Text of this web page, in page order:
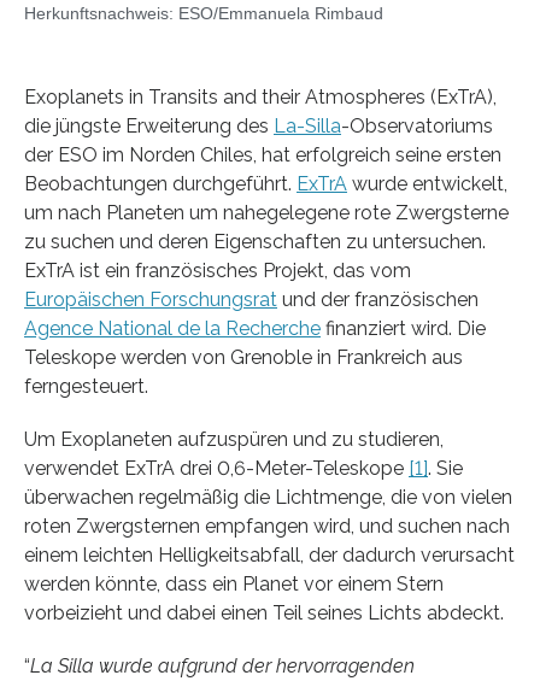
Herkunftsnachweis: ESO/Emmanuela Rimbaud
Exoplanets in Transits and their Atmospheres (ExTrA),
die jüngste Erweiterung des La-Silla-Observatoriums
der ESO im Norden Chiles, hat erfolgreich seine ersten
Beobachtungen durchgeführt. ExTrA wurde entwickelt,
um nach Planeten um nahegelegene rote Zwergsterne
zu suchen und deren Eigenschaften zu untersuchen.
ExTrA ist ein französisches Projekt, das vom
Europäischen Forschungsrat und der französischen
Agence National de la Recherche finanziert wird. Die
Teleskope werden von Grenoble in Frankreich aus
ferngesteuert.
Um Exoplaneten aufzuspüren und zu studieren,
verwendet ExTrA drei 0,6-Meter-Teleskope [1]. Sie
überwachen regelmäßig die Lichtmenge, die von vielen
roten Zwergsternen empfangen wird, und suchen nach
einem leichten Helligkeitsabfall, der dadurch verursacht
werden könnte, dass ein Planet vor einem Stern
vorbeizieht und dabei einen Teil seines Lichts abdeckt.
“La Silla wurde aufgrund der hervorragenden